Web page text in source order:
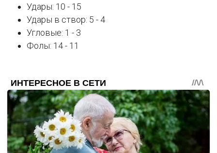
Удары: 10 - 15
Удары в створ: 5 - 4
Угловые: 1 - 3
Фолы: 14 - 11